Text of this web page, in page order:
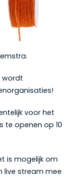
wordt
voor het
te openen op 10
is mogelijk om
live stream mee